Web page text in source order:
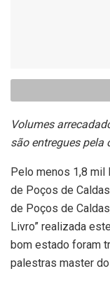
Volumes
são entregues
Pelo menos 1,8
de Poços de
de Poços de
Livro” realizada
bom estado foram
palestras master